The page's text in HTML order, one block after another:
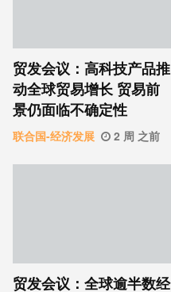
贸发会议：高科技产品推
动全球贸易增长 贸易前
景仍面临不确定性
联合国-经济发展 2 周 之前
贸发会议：全球逾半数经